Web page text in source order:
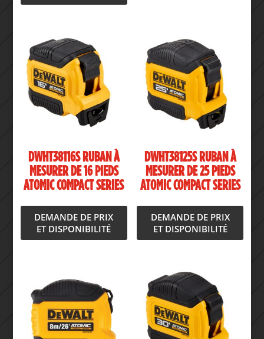
DWHT38116S RUBAN À
MESURER DE 16 PIEDS
ATOMIC COMPACT SERIES
DEMANDE DE PRIX
ET DISPONIBILITÉ
DWHT38125S RUBAN À
MESURER DE 25 PIEDS
ATOMIC COMPACT SERIES
DEMANDE DE PRIX
ET DISPONIBILITÉ